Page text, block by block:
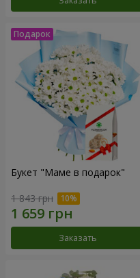
Букет "Маме в подарок"
1 843 грн
Заказать